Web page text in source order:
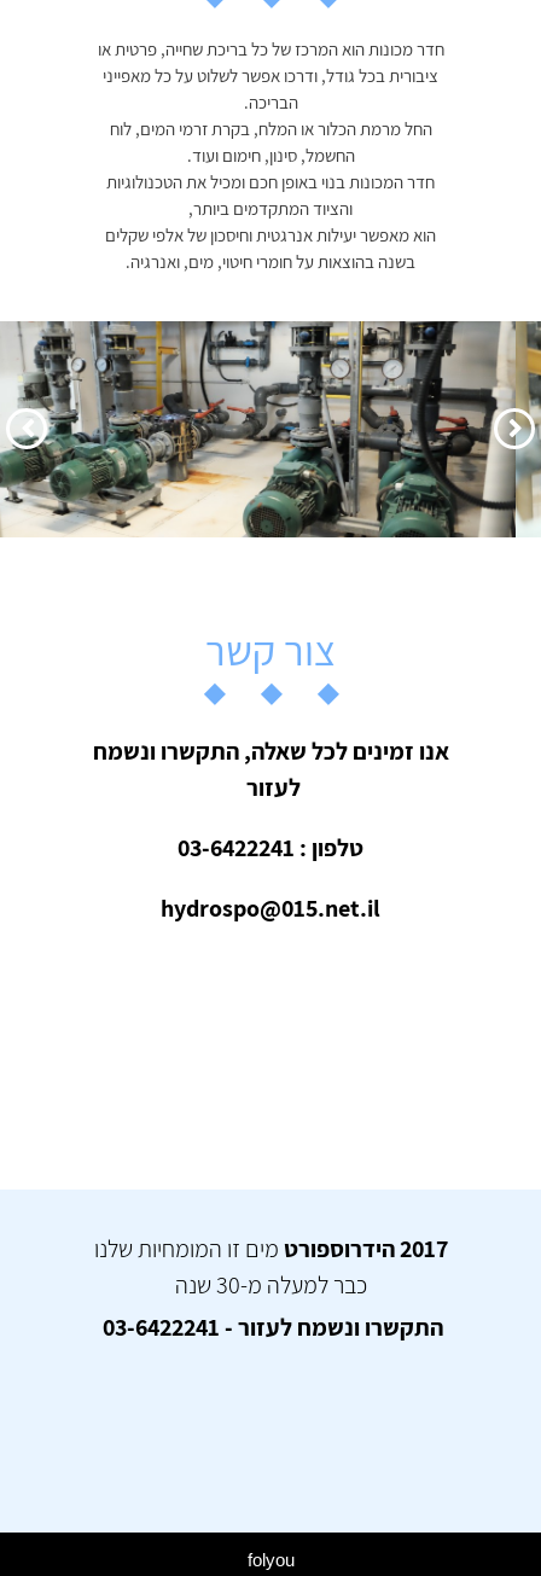
חדר מכונות הוא המרכז של כל בריכת שחייה, פרטית או
ציבורית בכל גודל, ודרכו אפשר לשלוט על כל מאפייני
הבריכה.
החל מרמת הכלור או המלח, בקרת זרמי המים, לוח
החשמל, סינון, חימום ועוד.
חדר המכונות בנוי באופן חכם ומכיל את הטכנולוגיות
והציוד המתקדמים ביותר,
הוא מאפשר יעילות אנרגטית וחיסכון של אלפי שקלים
בשנה בהוצאות על חומרי חיטוי, מים, ואנרגיה.
הבא הקודם
צור קשר
אנו זמינים לכל שאלה, התקשרו ונשמח
לעזור
טלפון : 03-6422241
hydrospo@015.net.il
2017 הידרוספורט
מים זו המומחיות שלנו
כבר למעלה מ-30 שנה
התקשרו ונשמח לעזור - 03-6422241
folyou